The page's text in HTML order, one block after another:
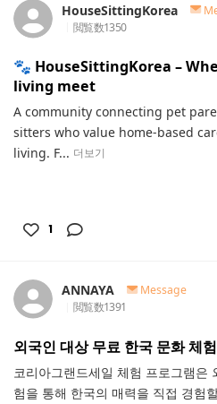
HouseSittingKorea
閲覧数1350
🐾 HouseSittingKorea –
living meet
A community connecting pet
sitters who value home-based
living. F... 더보기
1
ANNAYA
Message
閲覧数1391
외국인 대상 무료 한국 문화 체
코리아그랜드세일 체험 프로그램은
험을 통해 한국의 매력을 직접 경험